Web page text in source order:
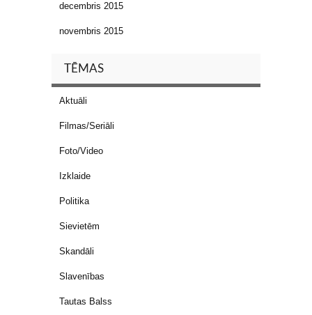
decembris 2015
novembris 2015
TĒMAS
Aktuāli
Filmas/Seriāli
Foto/Video
Izklaide
Politika
Sievietēm
Skandāli
Slavenības
Tautas Balss